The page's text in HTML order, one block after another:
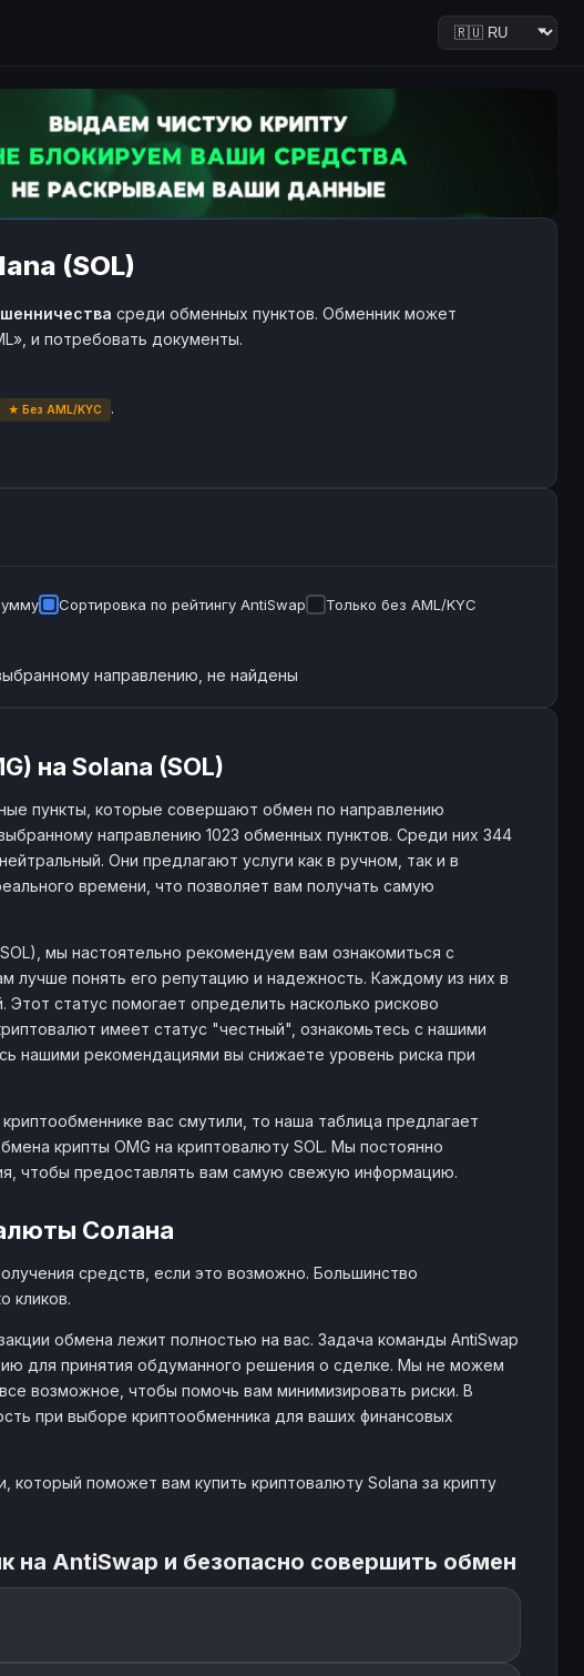
(SOL)
среди обменных пунктов. Обменник может
и потребовать документы.
★ Без AML/KYC
.
Сортировка по рейтингу AntiSwap Только без AML/KYC
направлению, не найдены
на Solana (SOL)
пункты, которые совершают обмен по направлению
направлению 1023 обменных пунктов. Среди них 344
Они предлагают услуги как в ручном, так и в
времени, что позволяет вам получать самую
мы настоятельно рекомендуем вам ознакомиться с
лучше понять его репутацию и надежность. Каждому из них в
статус помогает определить насколько рисково
имеет статус "честный", ознакомьтесь с нашими
нашими рекомендациями вы снижаете уровень риска при
вас смутили, то наша таблица предлагает
крипты OMG на криптовалюту SOL. Мы постоянно
чтобы предоставлять вам самую свежую информацию.
Солана
средств, если это возможно. Большинство
кликов.
обмена лежит полностью на вас. Задача команды AntiSwap
для принятия обдуманного решения о сделке. Мы не можем
возможное, чтобы помочь вам минимизировать риски. В
при выборе криптообменника для ваших финансовых
который поможет вам купить криптовалюту Solana за крипту
на AntiSwap и безопасно совершить обмен